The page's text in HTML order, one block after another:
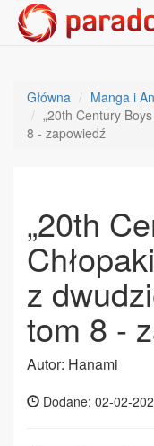
Główna Manga i
„20th Century
8 - zapowiedź
„20th
Chłopaki
z
tom 8 -
Autor: Hanami
Dodane: 02-02-